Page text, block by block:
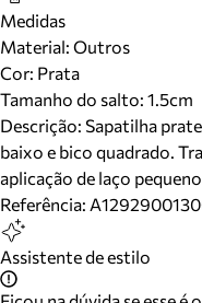
Medidas
Material: Outros
Cor: Prata
Tamanho do salto: 1.5cm
Descrição: Sapatilha
baixo e bico quadrado.
aplicação de laço
Referência:
Assistente de estilo